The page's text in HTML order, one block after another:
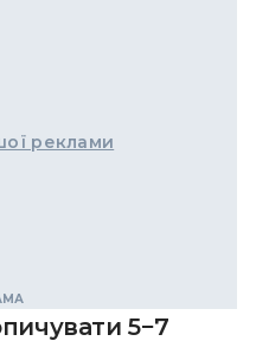
реклами
5−7